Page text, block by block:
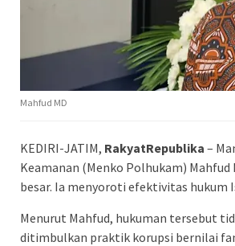
Mahfud MD
KEDIRI-JATIM, RakyatRepublika –
Keamanan (Menko Polhukam)
besar. Ia menyoroti efektivitas
Menurut Mahfud, hukuman tersebut
ditimbulkan praktik korupsi bernilai